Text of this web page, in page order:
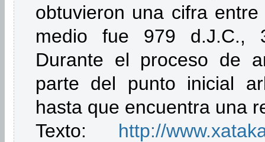
obtuvieron una cifra
medio fue 979 d.J.C.,
Durante el proceso de
parte del punto inicial
hasta que encuentra una
Texto: http://